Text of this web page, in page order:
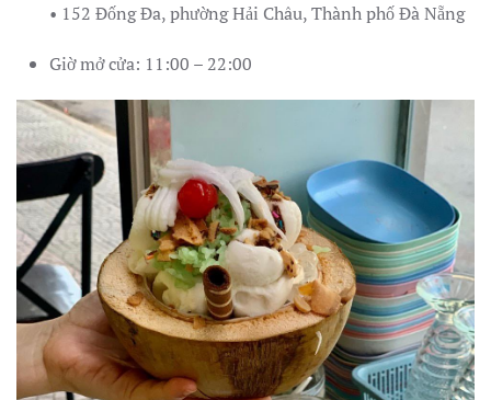
• 152 Đống Đa, phường Hải Châu, Thành phố Đà Nẵng
Giờ mở cửa: 11:00 – 22:00